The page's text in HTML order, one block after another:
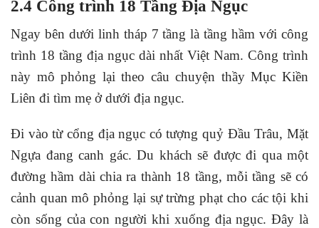
2.4 Công trình 18 Tầng Địa Ngục
Ngay bên dưới linh tháp 7 tầng là tầng hầm với công
trình 18 tầng địa ngục dài nhất Việt Nam. Công trình
này mô phỏng lại theo câu chuyện thầy Mục Kiền
Liên đi tìm mẹ ở dưới địa ngục.
Đi vào từ cổng địa ngục có tượng quỷ Đầu Trâu, Mặt
Ngựa đang canh gác. Du khách sẽ được đi qua một
đường hầm dài chia ra thành 18 tầng, mỗi tầng sẽ có
cảnh quan mô phỏng lại sự trừng phạt cho các tội khi
còn sống của con người khi xuống địa ngục. Đây là